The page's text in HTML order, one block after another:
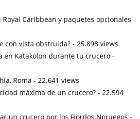
Caribbean y paquetes opcionales
con vista obstruida? - 25.898 views
en Katakolon durante tu crucero -
Roma - 22.641 views
máxima de un crucero? - 22.594
un crucero por los Fiordos Noruegos -